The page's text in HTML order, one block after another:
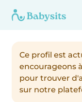
Ce profil est
encourageons
pour trouver
sur notre